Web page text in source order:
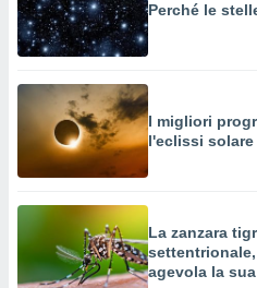
Perché le
I migliori
l'eclissi
La zanzara
agevola la